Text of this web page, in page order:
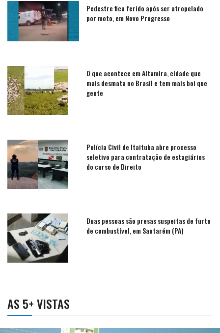
Pedestre fica ferido após ser atropelado
por moto, em Novo Progresso
O que acontece em Altamira, cidade que
mais desmata no Brasil e tem mais boi que
gente
Polícia Civil de Itaituba abre processo
seletivo para contratação de estagiários
do curso de Direito
Duas pessoas são presas suspeitas de furto
de combustível, em Santarém (PA)
AS 5+ VISTAS